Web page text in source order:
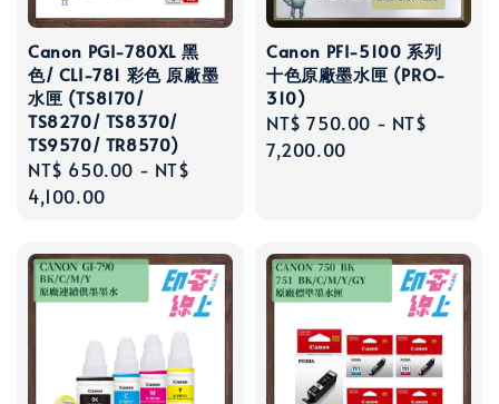
Canon PGI-780XL 黑
色/ CLI-781 彩色 原廠墨
水匣 (TS8170/
TS8270/ TS8370/
TS9570/ TR8570)
Regular
price
NT$ 650.00 - NT$
4,100.00
Canon PFI-5100 系列
十色原廠墨水匣 (PRO-
310)
Regular
price
NT$ 750.00 - NT$
7,200.00